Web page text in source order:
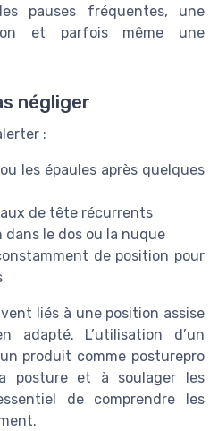
pauses fréquentes, une
et parfois même une
négliger
:
les épaules après quelques
de tête récurrents
le dos ou la nuque
de position pour
liés à une position assise
adapté. L’utilisation d’un
produit comme posturepro
posture et à soulager les
de comprendre les